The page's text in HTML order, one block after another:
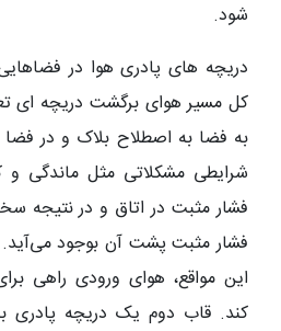
شود.
دریچه های پادری هوا در
کل مسیر هوای برگشت دریچه ای
به فضا به اصطلاح بلاک و در
شرایطی مشکلاتی مثل ماندگی و
فشار مثبت در اتاق و در نتیجه
فشار مثبت پشت آن بوجود
این مواقع، هوای ورودی راهی
کند. قاب دوم یک دریچه پادری